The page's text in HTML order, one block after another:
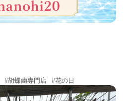
#胡蝶蘭専門店 #花の日